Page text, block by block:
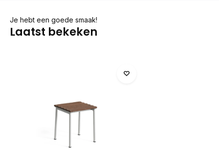
Je hebt een goede smaak!
Laatst bekeken